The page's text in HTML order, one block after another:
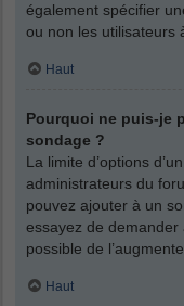
également spécifier
ou non les utilisateurs
Haut
Pourquoi ne puis-je
sondage ?
La limite d’options
administrateurs du
pouvez ajouter à un
essayez de demander
possible de
Haut